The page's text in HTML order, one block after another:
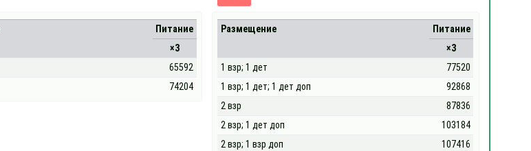
Питание
×3
65592
74204
Размещение
Питание
×3
1 взр; 1 дет
77520
1 взр; 1 дет; 1 дет доп
92868
2 взр
87836
2 взр; 1 дет доп
103184
2 взр; 1 взр доп
107416